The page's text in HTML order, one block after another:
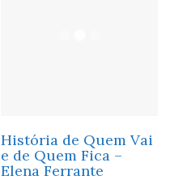
História de Quem Vai
e de Quem Fica –
Elena Ferrante